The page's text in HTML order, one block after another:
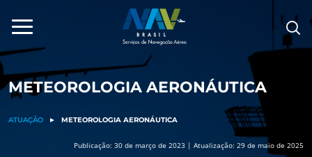
para
conteúdo
METEOROLOGIA AERONÁUTICA
ATUAÇÃO ► METEOROLOGIA AERONÁUTICA
Publicação: 30 de março de 2023 | Atualização: 29 de maio de 2025